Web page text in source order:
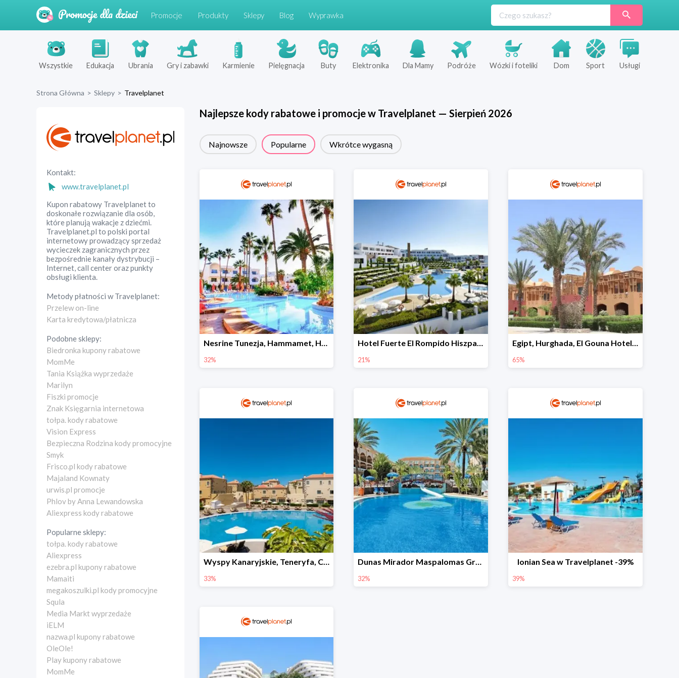
Promocje Produkty Sklepy Blog Wyprawka
Wszystkie Edukacja Ubrania Gry i zabawki Karmienie Pielęgnacja Buty Elektronika Dla Mamy Podróże Wózki i foteliki Dom Sport Usługi
Strona Główna > Sklepy > Travelplanet
Kontakt:
www.travelplanet.pl
Kupon rabatowy Travelplanet to
doskonałe rozwiązanie dla osób,
które planują wakacje z dziećmi.
Travelplanet.pl to polski portal
internetowy prowadzący sprzedaż
wycieczek zagranicznych przez
bezpośrednie kanały dystrybucji –
Internet, call center oraz punkty
obsługi klienta.
Metody płatności wTravelplanet:
Przelew on-line
Karta kredytowa/płatnicza
Podobne sklepy:
Biedronka kupony rabatowe
MomMe
Tania Książka wyprzedaże
Marilyn
Fiszki promocje
Znak Księgarnia internetowa
tołpa. kody rabatowe
Vision Express
Bezpieczna Rodzina kody promocyjne
Smyk
Frisco.pl kody rabatowe
Majaland Kownaty
urwis.pl promocje
Phlov by Anna Lewandowska
Aliexpress kody rabatowe
Popularne sklepy:
tołpa. kody rabatowe
Aliexpress
ezebra.pl kupony rabatowe
Mamaiti
megakoszulki.pl kody promocyjne
Squla
Media Markt wyprzedaże
iELM
nazwa.pl kupony rabatowe
OleOle!
Play kupony rabatowe
MomMe
Najlepsze kody rabatowe i promocje w Travelplanet — Sierpień 2026
Najnowsze Popularne Wkrótce wygasną
Nesrine Tunezja, Hammamet, Hammamet -32%
32%
Hotel Fuerte El Rompido Hiszpania, Costa De La Luz, El Rompido -21%
21%
Egipt, Hurghada, El Gouna Hotel Steigenberger Golf Resort -65%
65%
Wyspy Kanaryjskie, Teneryfa, Costa Adeje, Hotel GF Isabel -33%
33%
Dunas Mirador Maspalomas Gran Canaria w Travelplanet -32%
32%
Ionian Sea w Travelplanet -39%
39%